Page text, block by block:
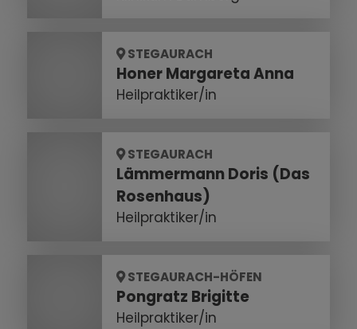
STEGAURACH
Honer Margareta Anna
Heilpraktiker/in
STEGAURACH
Lämmermann Doris (Das
Rosenhaus)
Heilpraktiker/in
STEGAURACH-HÖFEN
Pongratz Brigitte
Heilpraktiker/in